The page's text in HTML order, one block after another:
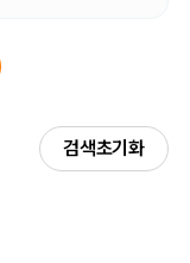
검색초기화